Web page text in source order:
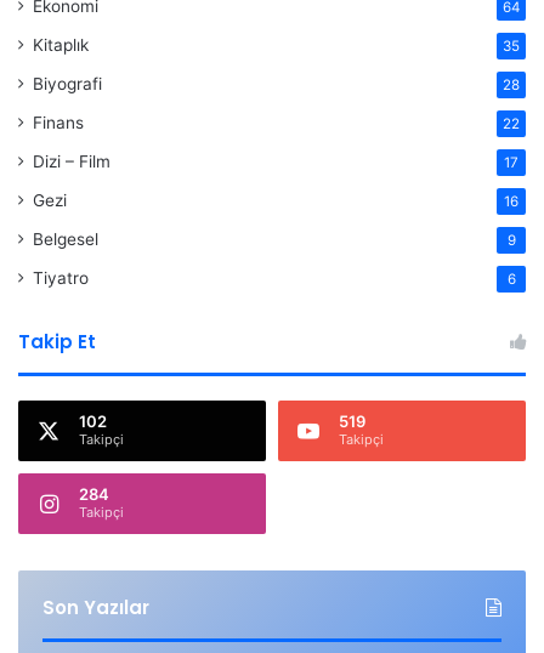
Ekonomi 64
Kitaplık 35
Biyografi 28
Finans 22
Dizi – Film 17
Gezi 16
Belgesel 9
Tiyatro 6
Takip Et
102
Takipçi
519
Takipçi
284
Takipçi
Son Yazılar